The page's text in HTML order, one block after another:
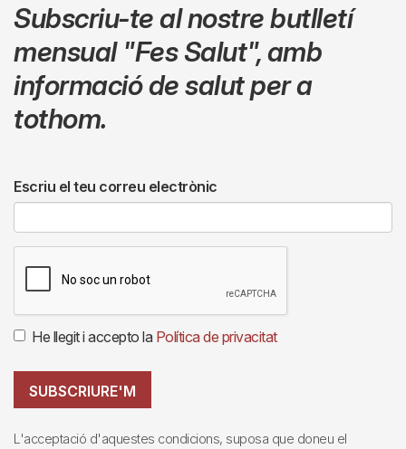
Subscriu-te al nostre butlletí
mensual "Fes Salut",amb
informació de salut per a
tothom.
Escriu el teu correu electrònic
He llegit i accepto la Política de privacitat
SUBSCRIURE'M
L'acceptació d'aquestes condicions, suposa que doneu el